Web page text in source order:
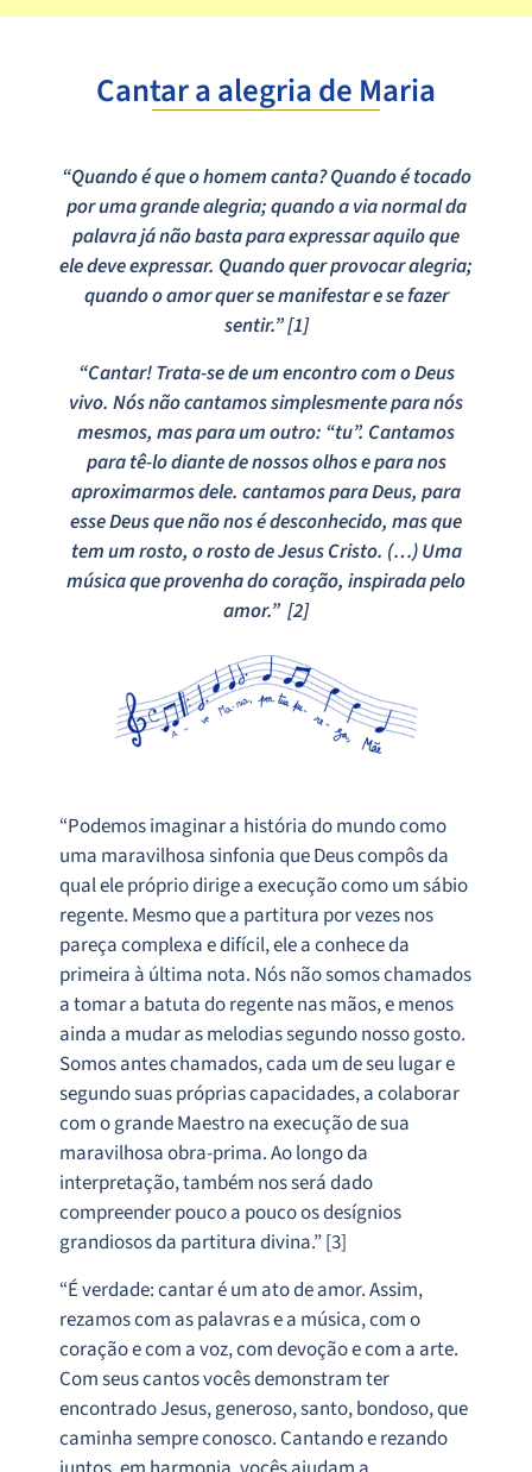
Cantar a alegria de Maria
“Quando é que o homem canta? Quando é tocado
por uma grande alegria; quando a via normal da
palavra já não basta para expressar aquilo que
ele deve expressar. Quando quer provocar alegria;
quando o amor quer se manifestar e se fazer
sentir.” [1]
“Cantar! Trata-se de um encontro com o Deus
vivo. Nós não cantamos simplesmente para nós
mesmos, mas para um outro: “tu”. Cantamos
para tê-lo diante de nossos olhos e para nos
aproximarmos dele. cantamos para Deus, para
esse Deus que não nos é desconhecido, mas que
tem um rosto, o rosto de Jesus Cristo. (…) Uma
música que provenha do coração, inspirada pelo
amor.” [2]
“Podemos imaginar a história do mundo como
uma maravilhosa sinfonia que Deus compôs da
qual ele próprio dirige a execução como um sábio
regente. Mesmo que a partitura por vezes nos
pareça complexa e difícil, ele a conhece da
primeira à última nota. Nós não somos chamados
a tomar a batuta do regente nas mãos, e menos
ainda a mudar as melodias segundo nosso gosto.
Somos antes chamados, cada um de seu lugar e
segundo suas próprias capacidades, a colaborar
com o grande Maestro na execução de sua
maravilhosa obra-prima. Ao longo da
interpretação, também nos será dado
compreender pouco a pouco os desígnios
grandiosos da partitura divina.” [3]
“É verdade: cantar é um ato de amor. Assim,
rezamos com as palavras e a música, com o
coração e com a voz, com devoção e com a arte.
Com seus cantos vocês demonstram ter
encontrado Jesus, generoso, santo, bondoso, que
caminha sempre conosco. Cantando e rezando